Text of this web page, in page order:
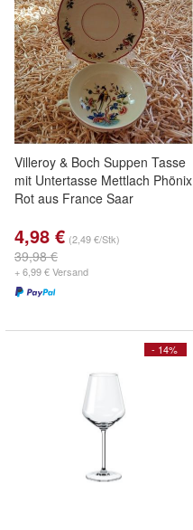
Villeroy & Boch Suppen Tasse
mit Untertasse Mettlach Phönix
Rot aus France Saar
4,98 € (2,49 €/Stk)
39,98 €
+ 6,99 € Versand
- 14%